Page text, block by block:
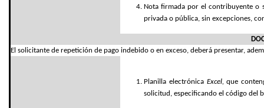
Nota firmada por el contribuyente o
privada o pública, sin excepciones,
El solicitante de repetición de pago indebido o en exceso, deberá presentar,
Planilla electrónica Excel, que
solicitud, especificando el código del